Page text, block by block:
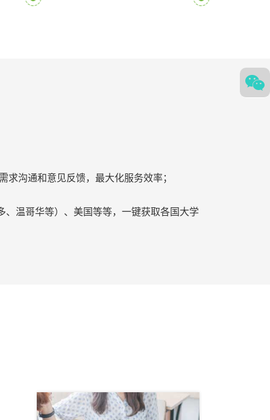
求沟通和意见反馈，最大化服务效率；
温哥华等）、美国等等，一键获取各国大学